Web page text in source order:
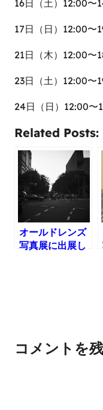
16日（土）12:00
17日（日）12:00〜
21日（木）12:00〜
23日（土）12:00〜
24日（日）12:00〜
Related Posts:
オールドレンズ
写真展に出展し
コメントを